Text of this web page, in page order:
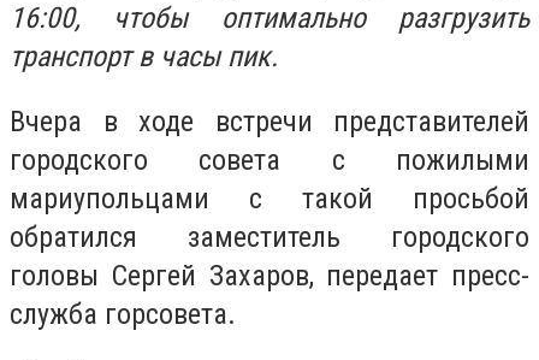
16:00, чтобы оптимально разгрузить
транспорт в часы пик.
Вчера в ходе встречи представителей
городского совета с пожилыми
мариупольцами с такой просьбой
обратился заместитель городского
головы Сергей Захаров, передает пресс-
служба горсовета.